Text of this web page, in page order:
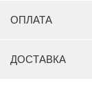
ОПЛАТА
ДОСТАВКА